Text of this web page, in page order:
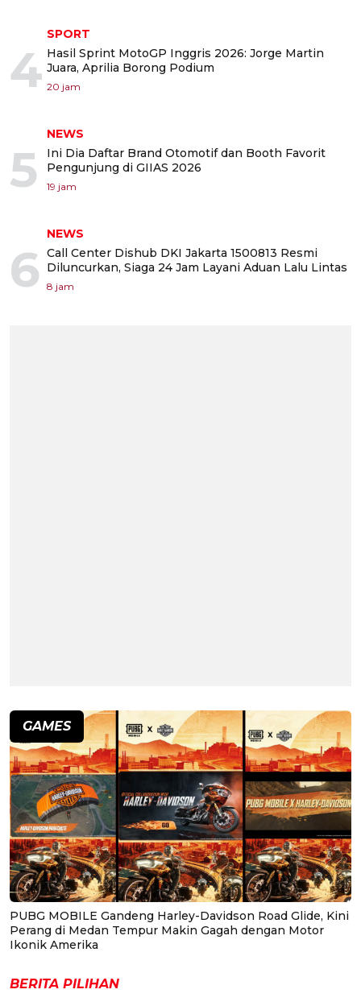
4
SPORT
Hasil Sprint MotoGP Inggris 2026: Jorge Martin
Juara, Aprilia Borong Podium
20 jam
5
NEWS
Ini Dia Daftar Brand Otomotif dan Booth Favorit
Pengunjung di GIIAS 2026
19 jam
6
NEWS
Call Center Dishub DKI Jakarta 1500813 Resmi
Diluncurkan, Siaga 24 Jam Layani Aduan Lalu Lintas
8 jam
GAMES
PUBG MOBILE Gandeng Harley-Davidson Road Glide, Kini
Perang di Medan Tempur Makin Gagah dengan Motor
Ikonik Amerika
BERITA PILIHAN